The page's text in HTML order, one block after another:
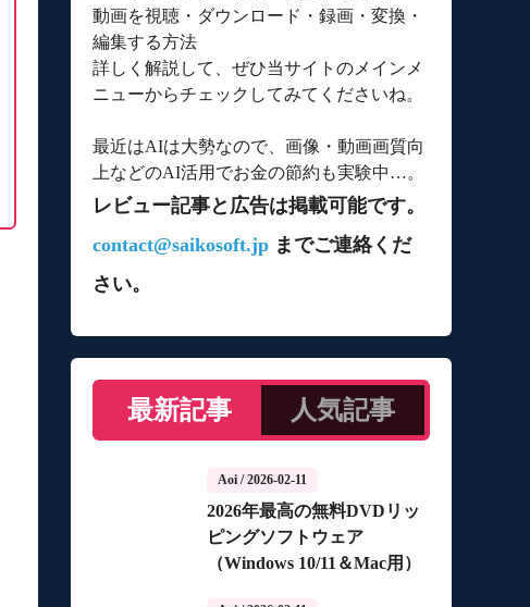
動画を視聴・ダウンロード・録画・変換・
編集する方法
詳しく解説して、ぜひ当サイトのメインメ
ニューからチェックしてみてくださいね。
最近はAIは大勢なので、画像・動画画質向
上などのAI活用でお金の節約も実験中…。
レビュー記事と広告は掲載可能です。
contact@saikosoft.jp までご連絡くだ
さい。
最新記事 人気記事
Aoi / 2026-02-11
2026年最高の無料DVDリッ
ピングソフトウェア
（Windows 10/11＆Mac用）